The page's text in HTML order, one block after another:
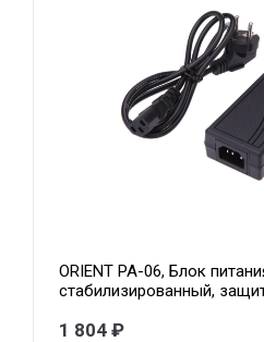
ORIENT PA-06, Блок
стабилизированный,
1 804 ₽